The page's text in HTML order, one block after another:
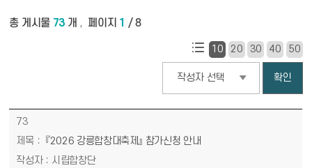
총 게시물 73 개 , 페이지 1 / 8
10 20 30 40 50
작성자
73
『2026 강릉합창대축제』 참가신청 안내
시립합창단